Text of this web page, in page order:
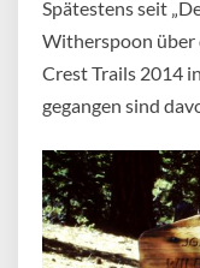
Spätestens seit
Witherspoon über
Crest Trails 2014
gegangen sind